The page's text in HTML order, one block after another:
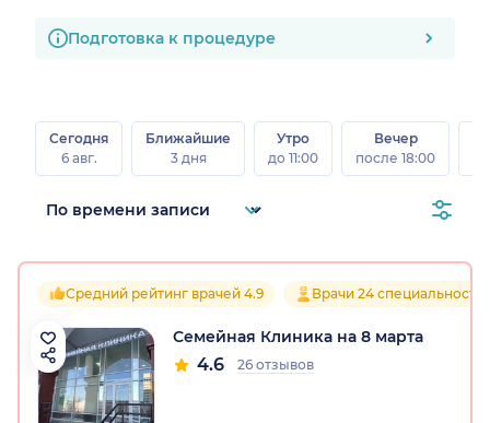
Подготовка к процедуре
Сегодня
6 авг.
Ближайшие
3 дня
Утро
до 11:00
Вечер
после 18:00
Средний рейтинг врачей 4.9 Врачи 24
Семейная Клиника на 8 марта
4.6 26 отзывов